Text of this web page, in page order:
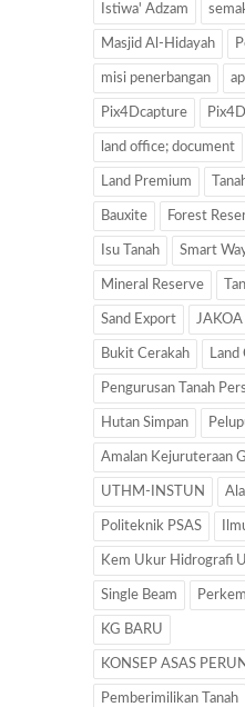
Istiwa' Adzam
Masjid Al-Hidayah
misi penerbangan
Pix4Dcapture
land office; document
Land Premium
Bauxite Forest
Isu Tanah Smart
Mineral Reserve
Sand Export JAKOA
Bukit Cerakah Land
Pengurusan Tanah
Hutan Simpan
Amalan Kejuruteraan
UTHM-INSTUN
Politeknik PSAS
Kem Ukur Hidrografi
Single Beam
KG BARU
KONSEP ASAS
Pemberimilikan Tanah